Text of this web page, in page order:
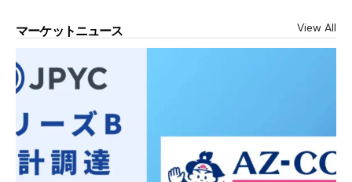
マーケットニュース View All